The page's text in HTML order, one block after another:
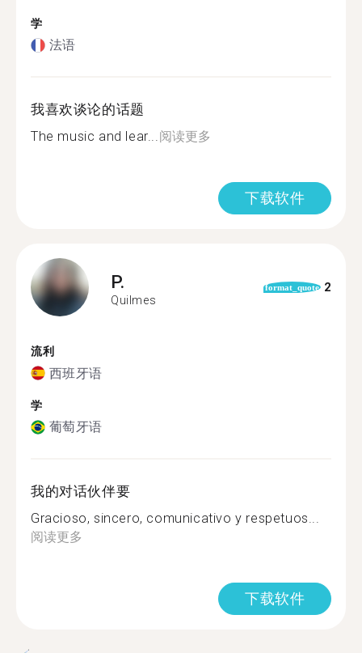
学
法语
我喜欢谈论的话题
The music and lear...阅读更多
下载软件
P.
Quilmes
format_quote 2
流利
西班牙语
学
葡萄牙语
我的对话伙伴要
Gracioso, sincero, comunicativo y respetuos...
阅读更多
下载软件